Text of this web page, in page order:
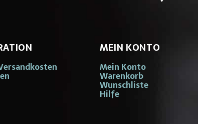
MEIN KONTO
Mein Konto
Warenkorb
Wunschliste
Hilfe